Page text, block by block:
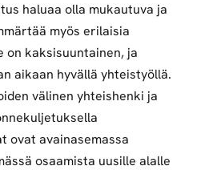
haluaa olla mukautuva ja
myös erilaisia
on kaksisuuntainen, ja
aikaan hyvällä yhteistyöllä.
välinen yhteishenki ja
ovat avainasemassa
osaamista uusille alalle